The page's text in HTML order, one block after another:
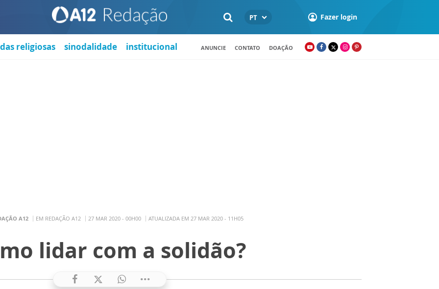
PT Fazer login
religiosas sinodalidade institucional ANUNCIE CONTATO DOAÇÃO
A12 EM REDAÇÃO A12 27 MAR 2020 - 00H00 ATUALIZADA EM 27 MAR 2020 - 11H05
lidar com a solidão?